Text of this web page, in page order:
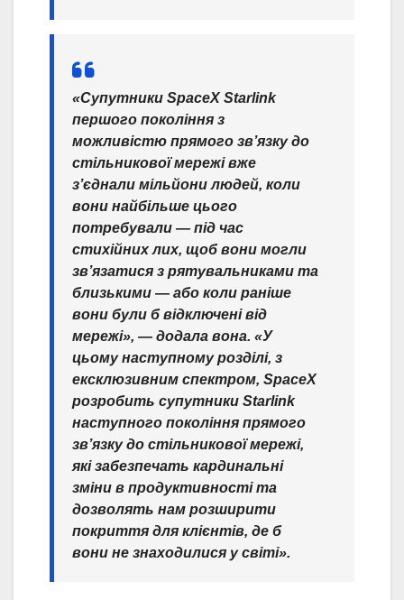
«Супутники SpaceX Starlink
першого покоління з
можливістю прямого зв’язку до
стільникової мережі вже
з’єднали мільйони людей, коли
вони найбільше цього
потребували — під час
стихійних лих, щоб вони могли
зв’язатися з рятувальниками та
близькими — або коли раніше
вони були б відключені від
мережі», — додала вона. «У
цьому наступному розділі, з
ексклюзивним спектром, SpaceX
розробить супутники Starlink
наступного покоління прямого
зв’язку до стільникової мережі,
які забезпечать кардинальні
зміни в продуктивності та
дозволять нам розширити
покриття для клієнтів, де б
вони не знаходилися у світі».